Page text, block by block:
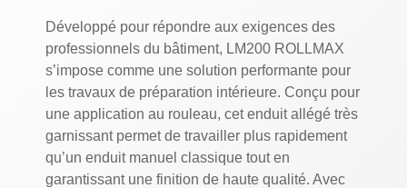
Développé pour répondre aux exigences des
professionnels du bâtiment, LM200 ROLLMAX
s’impose comme une solution performante pour
les travaux de préparation intérieure. Conçu pour
une application au rouleau, cet enduit allégé très
garnissant permet de travailler plus rapidement
qu’un enduit manuel classique tout en
garantissant une finition de haute qualité. Avec